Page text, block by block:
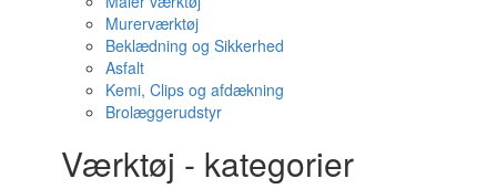
Murerværktøj
Beklædning og Sikkerhed
Asfalt
Kemi, Clips og afdækning
Brolæggerudstyr
Værktøj - kategorier